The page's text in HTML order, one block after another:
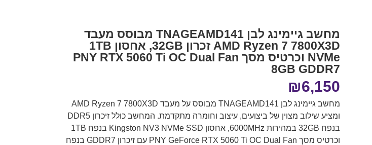
מחשב גיימינג לבן TNAGEAMD141 מבוסס מעבד
AMD Ryzen 7 7800X3D זכרון 32GB, אחסון 1TB
NVMe וכרטיס מסך PNY RTX 5060 Ti OC Dual Fan
8GB GDDR7
₪6,150
מחשב גיימינג לבן TNAGEAMD141 מבוסס על מעבד AMD Ryzen 7 7800X3D
ומציע שילוב מצוין של ביצועים, עיצוב וחומרה מתקדמת. המחשב כולל זיכרון DDR5
בנפח 32GB במהירות 6000MHz, אחסון Kingston NV3 NVMe SSD בנפח 1TB
וכרטיס מסך PNY GeForce RTX 5060 Ti OC Dual Fan עם זיכרון GDDR7 בנפח